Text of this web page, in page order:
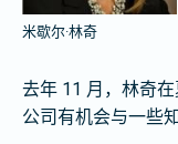
米歇尔·林奇
去年 11 月，林奇
公司有机会与一些